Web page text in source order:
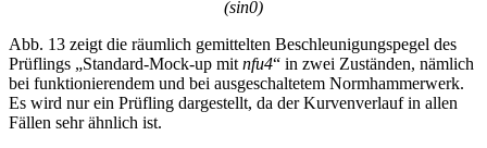
(sin0)
Abb. 13 zeigt die räumlich gemittelten Beschleunigungspegel des
Prüflings „Standard-Mock-up mit nfu4“ in zwei Zuständen, nämlich
bei funktionierendem und bei ausgeschaltetem Normhammerwerk.
Es wird nur ein Prüfling dargestellt, da der Kurvenverlauf in allen
Fällen sehr ähnlich ist.